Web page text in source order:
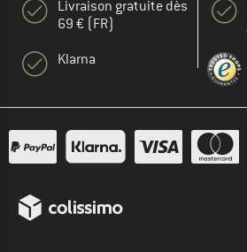
Livraison gratuite dès
69 € (FR)
Klarna